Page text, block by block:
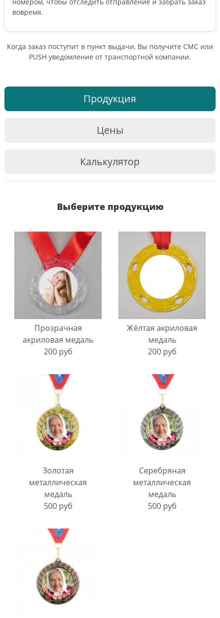
вовремя.
Когда заказ поступит в пункт выдачи, Вы получите СМС или
PUSH уведомление от транспортной компании.
Продукция
Цены
Калькулятор
Выберите продукцию
Прозрачная
акриловая медаль
200 руб
Жёлтая акриловая
медаль
200 руб
Золотая
металлическая
медаль
500 руб
Серебряная
металлическая
медаль
500 руб